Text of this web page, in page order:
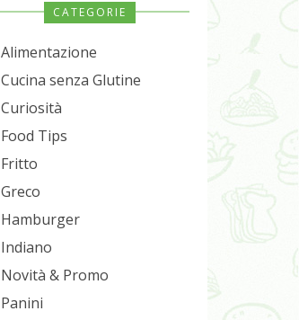
CATEGORIE
Alimentazione
Cucina senza Glutine
Curiosità
Food Tips
Fritto
Greco
Hamburger
Indiano
Novità & Promo
Panini